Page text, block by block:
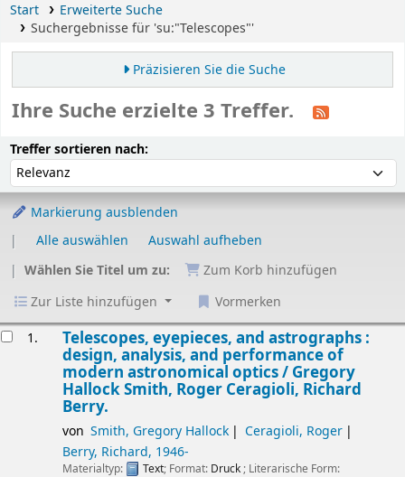
Start
Erweiterte Suche
Suchergebnisse für 'su:"Telescopes"'
Präzisieren Sie die Suche
Ihre Suche erzielte 3 Treffer.
Treffer sortieren nach:
Markierung ausblenden
Alle auswählen
Auswahl aufheben
Wählen Sie Titel um zu:
Zum Korb hinzufügen
Zur Liste hinzufügen
Vormerken
1. Telescopes, eyepieces, and astrographs :
design, analysis, and performance of
modern astronomical optics / Gregory
Hallock Smith, Roger Ceragioli, Richard
Berry.
von Smith, Gregory Hallock
Ceragioli, Roger
Berry, Richard, 1946-
Materialtyp: Text; Format: Druck ; Literarische Form: